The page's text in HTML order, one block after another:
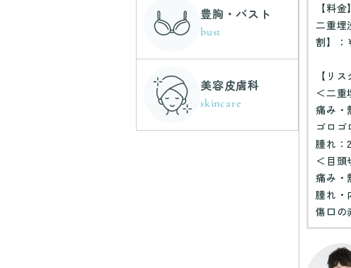
【料金】
二重埋
割】
【リ
＜二重
痛み・
ゴロゴ
腫れ：
＜目頭
痛み・
腫れ・
傷口の
豊胸・バスト
bust
美容皮膚科
skincare